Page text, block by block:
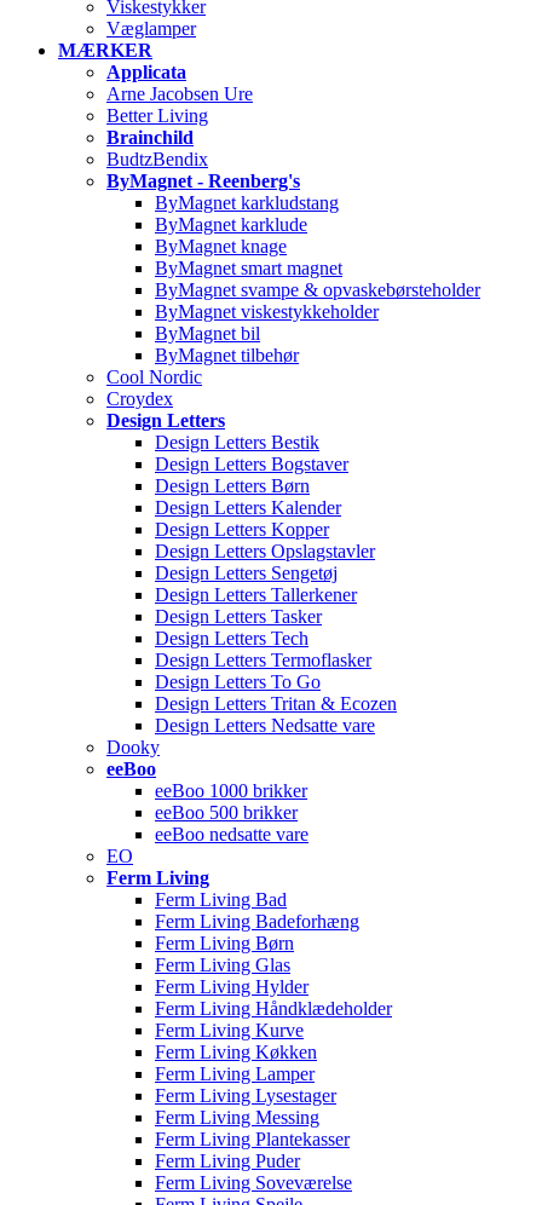
Viskestykker
Væglamper
MÆRKER
Applicata
Arne Jacobsen Ure
Better Living
Brainchild
BudtzBendix
ByMagnet - Reenberg's
ByMagnet karkludstang
ByMagnet karklude
ByMagnet knage
ByMagnet smart magnet
ByMagnet svampe & opvaskebørsteholder
ByMagnet viskestykkeholder
ByMagnet bil
ByMagnet tilbehør
Cool Nordic
Croydex
Design Letters
Design Letters Bestik
Design Letters Bogstaver
Design Letters Børn
Design Letters Kalender
Design Letters Kopper
Design Letters Opslagstavler
Design Letters Sengetøj
Design Letters Tallerkener
Design Letters Tasker
Design Letters Tech
Design Letters Termoflasker
Design Letters To Go
Design Letters Tritan & Ecozen
Design Letters Nedsatte vare
Dooky
eeBoo
eeBoo 1000 brikker
eeBoo 500 brikker
eeBoo nedsatte vare
EO
Ferm Living
Ferm Living Bad
Ferm Living Badeforhæng
Ferm Living Børn
Ferm Living Glas
Ferm Living Hylder
Ferm Living Håndklædeholder
Ferm Living Kurve
Ferm Living Køkken
Ferm Living Lamper
Ferm Living Lysestager
Ferm Living Messing
Ferm Living Plantekasser
Ferm Living Puder
Ferm Living Soveværelse